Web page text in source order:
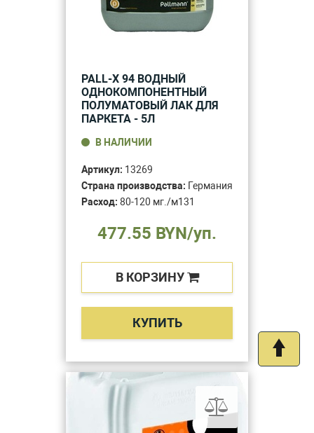
PALL-X 94 ВОДНЫЙ
ОДНОКОМПОНЕНТНЫЙ
ПОЛУМАТОВЫЙ ЛАК ДЛЯ
ПАРКЕТА - 5Л
В НАЛИЧИИ
Артикул: 13269
Страна производства: Германия
Расход: 80-120 мг./м131
477.55 BYN/уп.
В КОРЗИНУ
КУПИТЬ